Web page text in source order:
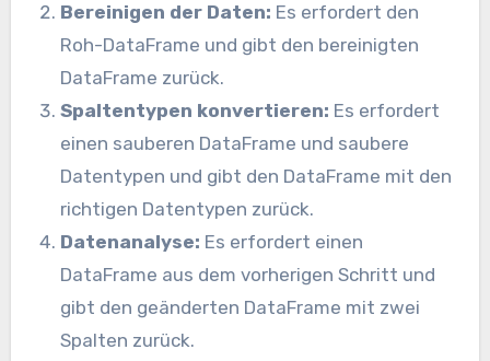
Bereinigen der Daten: Es erfordert den
Roh-DataFrame und gibt den bereinigten
DataFrame zurück.
Spaltentypen konvertieren: Es erfordert
einen sauberen DataFrame und saubere
Datentypen und gibt den DataFrame mit den
richtigen Datentypen zurück.
Datenanalyse: Es erfordert einen
DataFrame aus dem vorherigen Schritt und
gibt den geänderten DataFrame mit zwei
Spalten zurück.